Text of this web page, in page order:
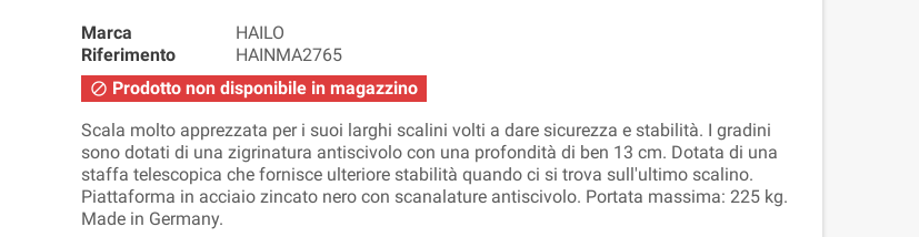
Marca
HAILO
Riferimento
HAINMA2765
 Prodotto non disponibile in magazzino
Scala molto apprezzata per i suoi larghi scalini volti a dare sicurezza e stabilità. I gradini
sono dotati di una zigrinatura antiscivolo con una profondità di ben 13 cm. Dotata di una
staffa telescopica che fornisce ulteriore stabilità quando ci si trova sull'ultimo scalino.
Piattaforma in acciaio zincato nero con scanalature antiscivolo. Portata massima: 225 kg.
Made in Germany.